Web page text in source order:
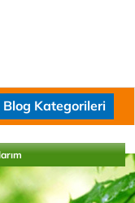
Blog Kategorileri